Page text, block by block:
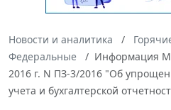
Новости и аналитика
Федеральные
Информация
2016 г. N ПЗ-3/2016 "Об
учета и бухгалтерской